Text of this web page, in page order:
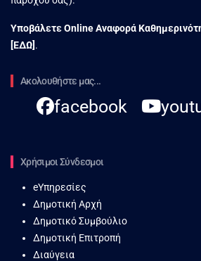
Υποβάλετε Online Αναφορά
[ΕΔΩ] .
Ακολουθήστε μας...
facebook
Χρήσιμοι Σύνδεσμοι
eΥπηρεσίες
Δημοτική Αρχή
Δημοτικό Συμβούλιο
Δημοτική Επιτροπή
Διαύγεια